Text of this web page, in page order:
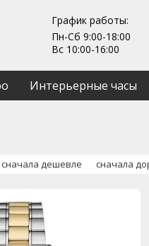
График работы:
Пн-Сб 9:00-18:00
Вс 10:00-16:00
Интерьерные часы
сначала дешевле сначала